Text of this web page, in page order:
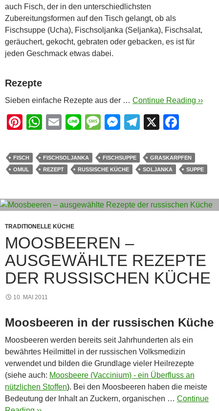
auch Fisch, der in den unterschiedlichsten
Zubereitungsformen auf den Tisch gelangt, ob als
Fischsuppe (Ucha), Fischsoljanka (Seljanka), Fischsalat,
geräuchert, gekocht, gebraten oder gebacken, es ist für
jeden Geschmack etwas dabei.
Rezepte
Sieben einfache Rezepte aus der … Continue Reading ››
Pi
er
e
W
at
s
p
p
E
ail
Li
e
M
ss
a
e
M
ss
e
g
er
T
e
gr
m
X
c
e
o
o
FISCH FISCHSOLJANKA FISCHSUPPE
GRASKARPFEN
OMUL
REZEPT RUSSISCHE KÜCHE SOLJANKA SUPPE
TRADITIONELLE KÜCHE
MOOSBEEREN –
AUSGEWÄHLTE REZEPTE
DER RUSSISCHEN KÜCHE
10. MAI 2011
Moosbeeren in der russischen Küche
Moosbeeren werden bereits seit Jahrhunderten als ein
bewährtes Heilmittel in der russischen Volksmedizin
verwendet und bilden die Grundlage vieler Heilrezepte
(siehe auch: Moosbeere (Vaccinium) - ein Überfluss an
nützlichen Stoffen). Bei den Moosbeeren haben die meiste
Bedeutung der Inhalt an Zuckern, organischen … Continue